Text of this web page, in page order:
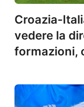
Croazia-
vedere la
formazioni,